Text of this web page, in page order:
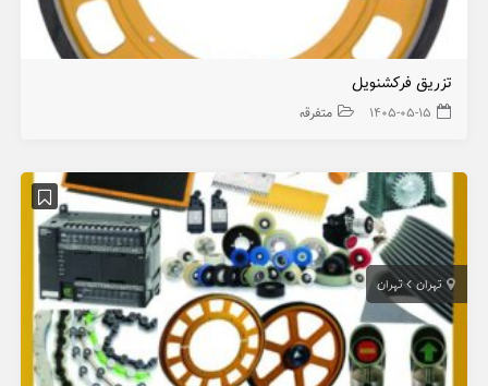
تزریق فرکشنویل
۱۴۰۵-۰۵-۱۵ متفرقه
تهران تهران